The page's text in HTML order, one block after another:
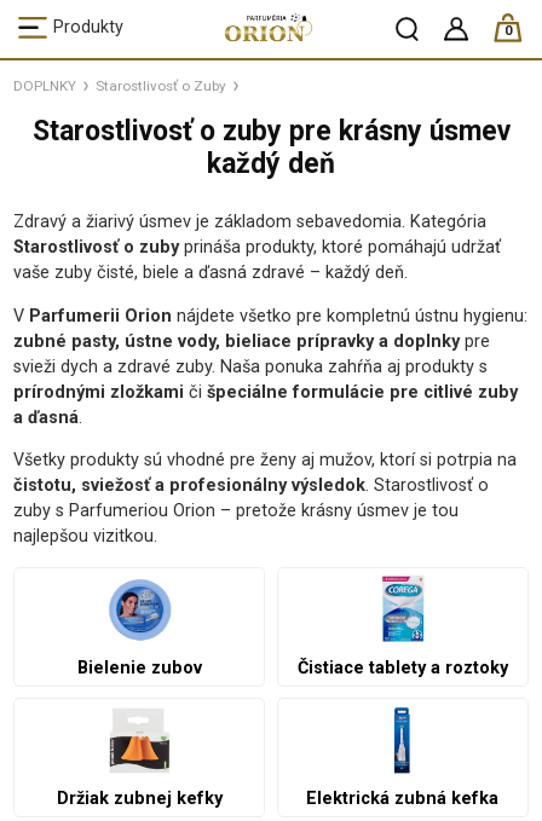
Produkty 0
ks /
DOPLNKY Starostlivosť o Zuby
Starostlivosť o zuby pre krásny úsmev
každý deň
Zdravý a žiarivý úsmev je základom sebavedomia. Kategória
Starostlivosť o zubyprináša produkty, ktoré pomáhajú udržať
vaše zuby čisté, biele a ďasná zdravé – každý deň.
V Parfumerii Orion nájdete všetko pre kompletnú ústnu hygienu:
zubné pasty, ústne vody, bieliace prípravky a doplnkypre
svieži dych a zdravé zuby. Naša ponuka zahŕňa aj produkty s
prírodnými zložkami čišpeciálne formulácie pre citlivé zuby
a ďasná.
Všetky produkty sú vhodné pre ženy aj mužov, ktorí si potrpia na
čistotu, sviežosť a profesionálny výsledok. Starostlivosť o
zuby s Parfumeriou Orion – pretože krásny úsmev je tou
najlepšou vizitkou.
Bielenie zubov Čistiace tablety a roztoky
Držiak zubnej kefky Elektrická zubná kefka